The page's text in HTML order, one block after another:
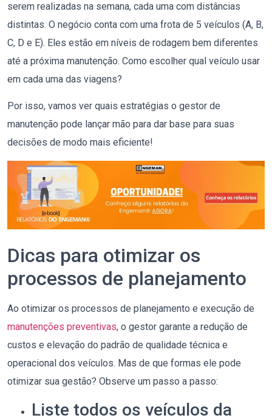
serem realizadas na semana, cada uma com distâncias
distintas. O negócio conta com uma frota de 5 veículos (A, B,
C, D e E). Eles estão em níveis de rodagem bem diferentes
até a próxima manutenção. Como escolher qual veículo usar
em cada uma das viagens?
Por isso, vamos ver quais estratégias o gestor de
manutenção pode lançar mão para dar base para suas
decisões de modo mais eficiente!
Dicas para otimizar os
processos de planejamento
Ao otimizar os processos de planejamento e execução de
manutenções preventivas, o gestor garante a redução de
custos e elevação do padrão de qualidade técnica e
operacional dos veículos. Mas de que formas ele pode
otimizar sua gestão? Observe um passo a passo:
Liste todos os veículos da